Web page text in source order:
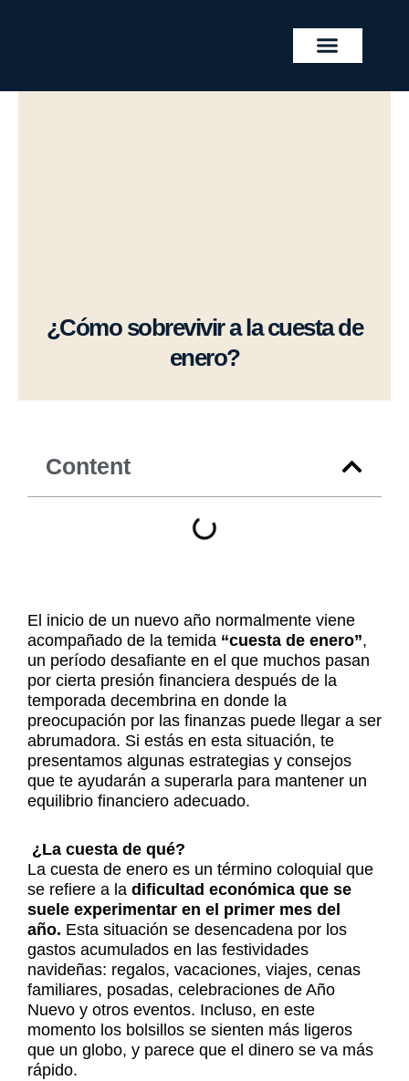
¿Cómo sobrevivir a la cuesta de
enero?
Content
El inicio de un nuevo año normalmente viene
acompañado de la temida “cuesta de enero”,
un período desafiante en el que muchos pasan
por cierta presión financiera después de la
temporada decembrina en donde la
preocupación por las finanzas puede llegar a ser
abrumadora. Si estás en esta situación, te
presentamos algunas estrategias y consejos
que te ayudarán a superarla para mantener un
equilibrio financiero adecuado.
¿La cuesta de qué?
La cuesta de enero es un término coloquial que
se refiere a la dificultad económica que se
suele experimentar en el primer mes del
año. Esta situación se desencadena por los
gastos acumulados en las festividades
navideñas: regalos, vacaciones, viajes, cenas
familiares, posadas, celebraciones de Año
Nuevo y otros eventos. Incluso, en este
momento los bolsillos se sienten más ligeros
que un globo, y parece que el dinero se va más
rápido.